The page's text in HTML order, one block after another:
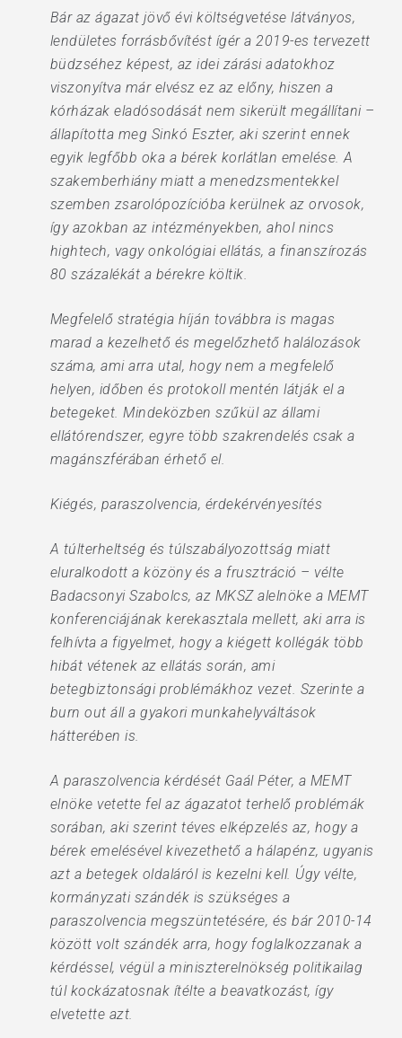
Bár az ágazat jövő évi költségvetése látványos,
lendületes forrásbővítést ígér a 2019-es tervezett
büdzséhez képest, az idei zárási adatokhoz
viszonyítva már elvész ez az előny, hiszen a
kórházak eladósodását nem sikerült megállítani –
állapította meg Sinkó Eszter, aki szerint ennek
egyik legfőbb oka a bérek korlátlan emelése. A
szakemberhiány miatt a menedzsmentekkel
szemben zsarolópozícióba kerülnek az orvosok,
így azokban az intézményekben, ahol nincs
hightech, vagy onkológiai ellátás, a finanszírozás
80 százalékát a bérekre költik.
Megfelelő stratégia híján továbbra is magas
marad a kezelhető és megelőzhető halálozások
száma, ami arra utal, hogy nem a megfelelő
helyen, időben és protokoll mentén látják el a
betegeket. Mindeközben szűkül az állami
ellátórendszer, egyre több szakrendelés csak a
magánszférában érhető el.
Kiégés, paraszolvencia, érdekérvényesítés
A túlterheltség és túlszabályozottság miatt
eluralkodott a közöny és a frusztráció – vélte
Badacsonyi Szabolcs, az MKSZ alelnöke a MEMT
konferenciájának kerekasztala mellett, aki arra is
felhívta a figyelmet, hogy a kiégett kollégák több
hibát vétenek az ellátás során, ami
betegbiztonsági problémákhoz vezet. Szerinte a
burn out áll a gyakori munkahelyváltások
hátterében is.
A paraszolvencia kérdését Gaál Péter, a MEMT
elnöke vetette fel az ágazatot terhelő problémák
sorában, aki szerint téves elképzelés az, hogy a
bérek emelésével kivezethető a hálapénz, ugyanis
azt a betegek oldaláról is kezelni kell. Úgy vélte,
kormányzati szándék is szükséges a
paraszolvencia megszüntetésére, és bár 2010-14
között volt szándék arra, hogy foglalkozzanak a
kérdéssel, végül a miniszterelnökség politikailag
túl kockázatosnak ítélte a beavatkozást, így
elvetette azt.